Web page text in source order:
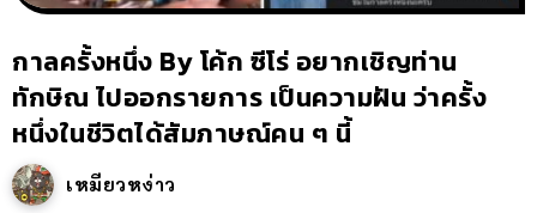
กาลครั้งหนึ่ง By โค้ก ซีโร่ อยากเชิญท่าน
ทักษิณ ไปออกรายการ เป็นความฝัน ว่าครั้ง
หนึ่งในชีวิตได้สัมภาษณ์คน ๆ นี้
เหมียวหง่าว